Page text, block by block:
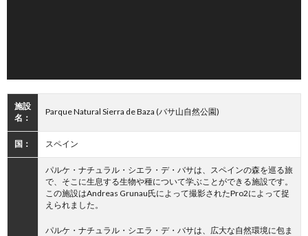
施設
名：
Parque Natural Sierra de Baza (バサ山自然公園)
国： スペイン
パルケ・ナチュラル・シエラ・デ・バサは、スペインの森を巡る旅
で、そこに生息する生物や種について学ぶことができる施設です。
この施設はAndreas Grunau氏によって撮影されたPro2によって捉
えられました。
パルケ・ナチュラル・シエラ・デ・バサは、広大な自然環境に包ま